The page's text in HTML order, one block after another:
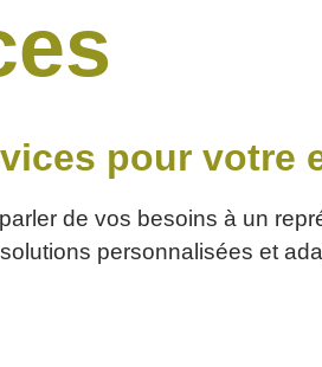
pour votre
de vos besoins à un
personnalisées et